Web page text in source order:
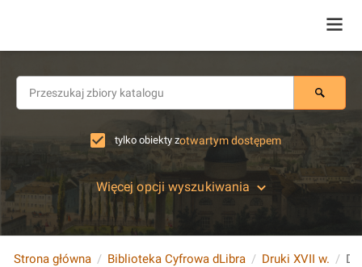
tylko obiekty zotwartym dostępem
Więcej opcji wyszukiwania
Strona główna Biblioteka Cyfrowa dLibra Druki XVII w.